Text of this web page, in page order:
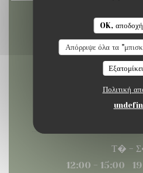
OK,
Απόρριψε όλα τα
Πολιτική
Ώρες
Τ� -
12:00 - 15:00